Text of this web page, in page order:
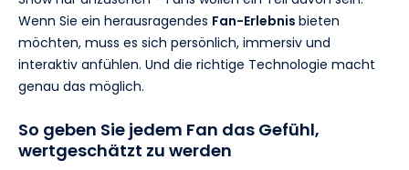
Wenn Sie ein herausragendes Fan-Erlebnis bieten
möchten, muss es sich persönlich, immersiv und
interaktiv anfühlen. Und die richtige Technologie macht
genau das möglich.
So geben Sie jedem Fan das Gefühl,
wertgeschätzt zu werden